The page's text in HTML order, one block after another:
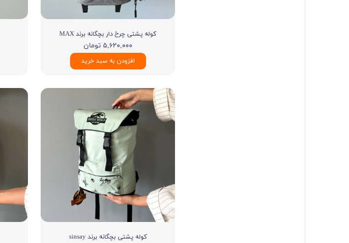
کوله پشتی چرخ دار بچگانه برند MAX
۵,۶۲۰,۰۰۰ تومان
افزودن به سبد خرید
کوله پشتی بچگانه برند sinsay